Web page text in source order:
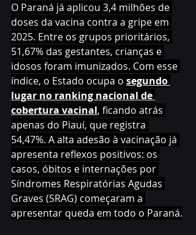
O Paraná já aplicou 3,4 milhões de
doses da vacina contra a gripe em
2025. Entre os grupos prioritários,
51,67% das gestantes, crianças e
idosos foram imunizados. Com esse
índice, o Estado ocupa o segundo
lugar no ranking nacional de
cobertura vacinal, ficando atrás
apenas do Piauí, que registra
54,47%. A alta adesão à vacinação já
apresenta reflexos positivos: os
casos, óbitos e internações por
Síndromes Respiratórias Agudas
Graves (SRAG) começaram a
apresentar queda em todo o Paraná.